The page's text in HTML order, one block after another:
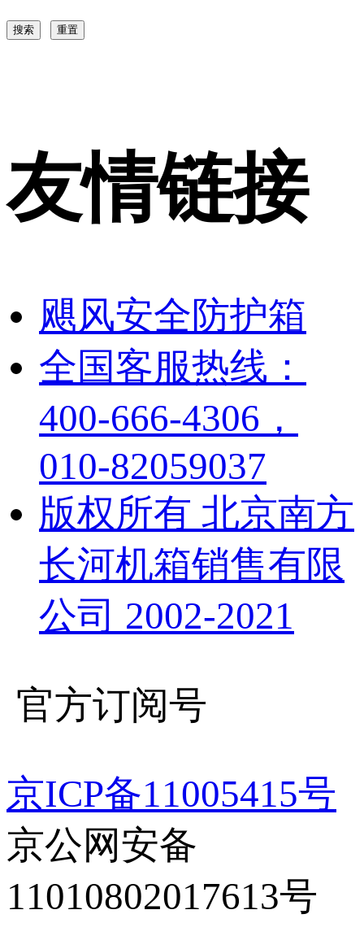
友情链接
飓风安全防护箱
全国客服热线：
400-666-4306，
010-82059037
版权所有 北京南方
长河机箱销售有限
公司 2002-2021
官方订阅号
京ICP备11005415号
京公网安备
11010802017613号